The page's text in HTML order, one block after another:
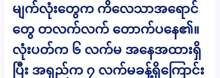
မျက်လုံးတွေက ကိလေသာအရောင်
တွေ တလက်လက် တောက်ပနေ၏။
လုံးပတ်က ၆ လက်မ အနေအထားရှိ
ပြီး အရှည်က ၇ လက်မခန့်ရှိကြောင်း